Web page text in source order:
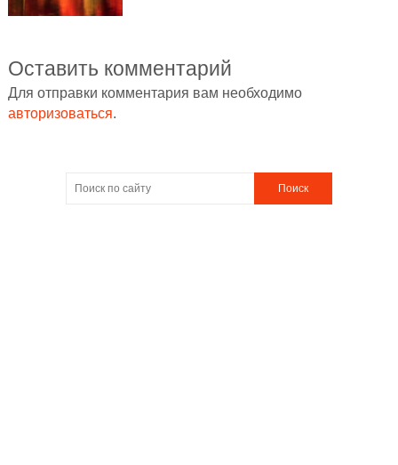
Оставить комментарий
Для отправки комментария вам необходимо
авторизоваться.